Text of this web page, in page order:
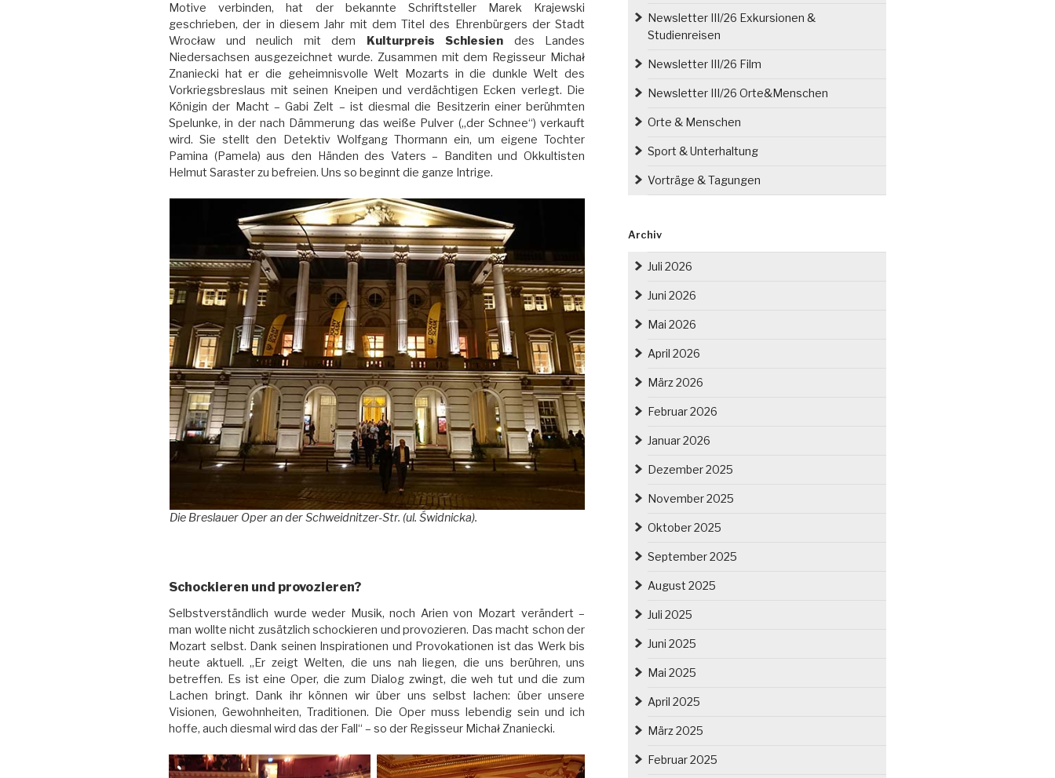
Motive verbinden, hat der bekannte Schriftsteller Marek Krajewski
geschrieben, der in diesem Jahr mit dem Titel des Ehrenbürgers der Stadt
Wrocław und neulich mit dem Kulturpreis Schlesien des Landes
Niedersachsen ausgezeichnet wurde. Zusammen mit dem Regisseur Michał
Znaniecki hat er die geheimnisvolle Welt Mozarts in die dunkle Welt des
Vorkriegsbreslaus mit seinen Kneipen und verdächtigen Ecken verlegt. Die
Königin der Macht – Gabi Zelt – ist diesmal die Besitzerin einer berühmten
Spelunke, in der nach Dämmerung das weiße Pulver („der Schnee“) verkauft
wird. Sie stellt den Detektiv Wolfgang Thormann ein, um eigene Tochter
Pamina (Pamela) aus den Händen des Vaters – Banditen und Okkultisten
Helmut Saraster zu befreien. Uns so beginnt die ganze Intrige.
Die Breslauer Oper an der Schweidnitzer-Str. (ul. Świdnicka).
Schockieren und provozieren?
Selbstverständlich wurde weder Musik, noch Arien von Mozart verändert –
man wollte nicht zusätzlich schockieren und provozieren. Das macht schon der
Mozart selbst. Dank seinen Inspirationen und Provokationen ist das Werk bis
heute aktuell. „Er zeigt Welten, die uns nah liegen, die uns berühren, uns
betreffen. Es ist eine Oper, die zum Dialog zwingt, die weh tut und die zum
Lachen bringt. Dank ihr können wir über uns selbst lachen: über unsere
Visionen, Gewohnheiten, Traditionen. Die Oper muss lebendig sein und ich
hoffe, auch diesmal wird das der Fall“ – so der Regisseur Michał Znaniecki.
Newsletter III/26 Exkursionen &
Studienreisen
Newsletter III/26 Film
Newsletter III/26 Orte&Menschen
Orte & Menschen
Sport & Unterhaltung
Vorträge & Tagungen
Archiv
Juli 2026
Juni 2026
Mai 2026
April 2026
März 2026
Februar 2026
Januar 2026
Dezember 2025
November 2025
Oktober 2025
September 2025
August 2025
Juli 2025
Juni 2025
Mai 2025
April 2025
März 2025
Februar 2025